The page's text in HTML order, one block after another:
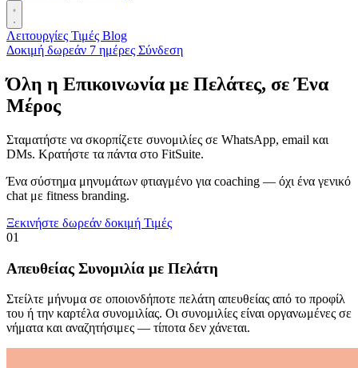
Λειτουργίες Τιμές Blog
Δοκιμή δωρεάν 7 ημέρες Σύνδεση
Όλη η Επικοινωνία με Πελάτες, σε Ένα
Μέρος
Σταματήστε να σκορπίζετε συνομιλίες σε WhatsApp, email και
DMs. Κρατήστε τα πάντα στο FitSuite.
Ένα σύστημα μηνυμάτων φτιαγμένο για coaching — όχι ένα γενικό
chat με fitness branding.
Ξεκινήστε δωρεάν δοκιμή Τιμές
01
Απευθείας Συνομιλία με Πελάτη
Στείλτε μήνυμα σε οποιονδήποτε πελάτη απευθείας από το προφίλ
του ή την καρτέλα συνομιλίας. Οι συνομιλίες είναι οργανωμένες σε
νήματα και αναζητήσιμες — τίποτα δεν χάνεται.